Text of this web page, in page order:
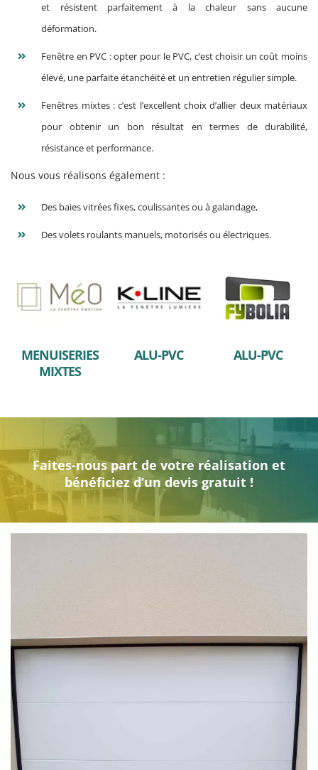
et résistent parfaitement à la chaleur sans aucune
déformation.
Fenêtre en PVC : opter pour le PVC, c’est choisir un coût moins
élevé, une parfaite étanchéité et un entretien régulier simple.
Fenêtres mixtes : c’est l’excellent choix d’allier deux matériaux
pour obtenir un bon résultat en termes de durabilité,
résistance et performance.
Nous vous réalisons également :
Des baies vitrées fixes, coulissantes ou à galandage,
Des volets roulants manuels, motorisés ou électriques.
MENUISERIES
MIXTES
ALU-PVC ALU-PVC
Faites-nous part de votre réalisation et
bénéficiez d’un devis gratuit !